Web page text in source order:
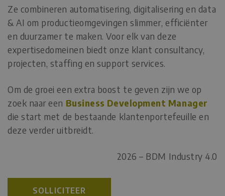
Ze combineren automatisering, digitalisering en data
& AI om productieomgevingen slimmer, efficiënter
en duurzamer te maken. Voor elk van deze
expertisedomeinen biedt onze klant consultancy,
projecten, staffing en support services.
Om de groei een extra boost te geven zijn we op
zoek naar een Business Development Manager
die start met de bestaande klantenportefeuille en
deze verder uitbreidt.
2026 – BDM Industry 4.0
SOLLICITEER